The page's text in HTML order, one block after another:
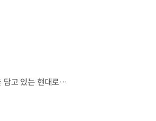
열차와 방산 기술이 우주 산업과도 맞닿아 있다?항공 우주 분야에도 발을 담고 있는 현대로템 현대진행형 팟캐스트 EP.20에서 확인하세요.📻 #현대자동차그룹 #현대진행형 #모빌리티팟캐스트 #현대로템 #하늘길 #스카이모빌리티 #우주 #우주항공 #자율주행 #모빌리티